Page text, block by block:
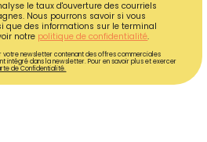
le taux d'ouverture des courriels
Nous pourrons savoir si vous
que des informations sur le terminal
notre politique de confidentialité.
votre newsletter contenant des offres commerciales
intégré dans la newsletter. Pour en savoir plus et exercer
de Confidentialité.
gratuitement 180
inédites de CROQ